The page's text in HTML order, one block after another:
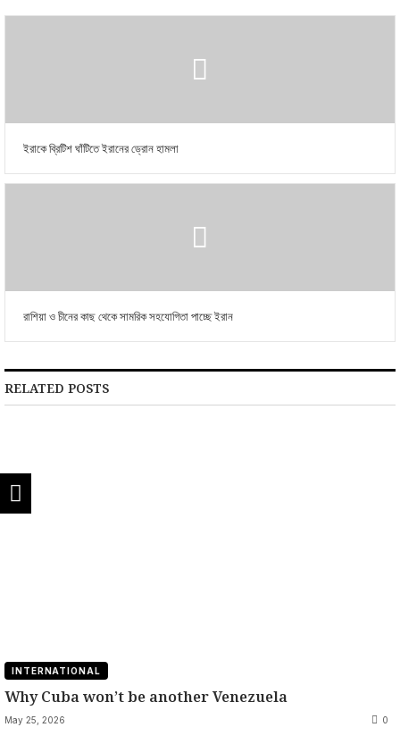
ইরাকে ব্রিটিশ ঘাঁটিতে ইরানের ড্রোন হামলা
রাশিয়া ও চীনের কাছ থেকে সামরিক সহযোগিতা পাচ্ছে ইরান
RELATED POSTS
INTERNATIONAL
Why Cuba won’t be another Venezuela
May 25, 2026 0